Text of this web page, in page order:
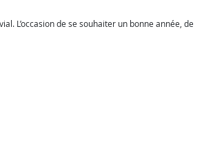
L’occasion de se souhaiter un bonne année, de